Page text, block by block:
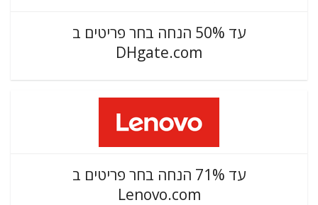
עד 50% הנחה בחר פריטים ב
DHgate.com
עד 71% הנחה בחר פריטים ב
Lenovo.com